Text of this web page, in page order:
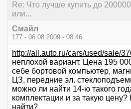
Re: Что лучше купить до
или...
Смайл
177 - 06.08.2009 - 08:46
http://all.auto.ru/cars/used/sale/
неплохой вариант. Цена 195
себе бортовой компьютер,
ЦЗ, передние эл.
можно ли найти 14-ю такого
комплектации и за такую
найти?